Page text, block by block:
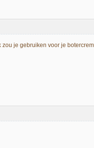
je gebruiken voor je